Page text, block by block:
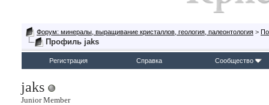
Форум: минералы, выращивание кристаллов, геология, палеонтология >
Профиль jaks
Регистрация Справка Сообщество
jaks
Junior Member